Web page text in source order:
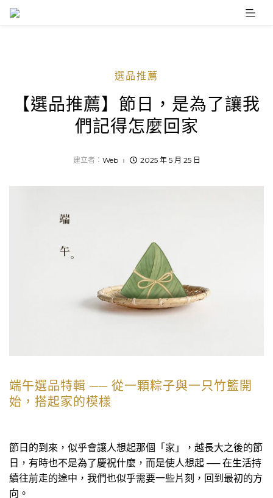
Skip
選品推薦
【選品推薦】節日，是為了讓我
們記得怎麼回家
建立者： Web 2025 年 5 月 25 日
端午選品特輯 ── 從一顆粽子與一只竹籃開
始，搭起家的模樣
節日的到來，似乎會讓人想起那個「家」，越長大之後的節
日，有時也不是為了慶祝什麼，而是使人想起 ── 在生活持
續往前走的途中，我們也似乎需要一些片刻，回到最初的方
向。